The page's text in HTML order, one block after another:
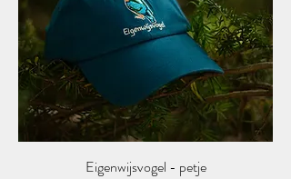
Eigenwijsvogel - petje